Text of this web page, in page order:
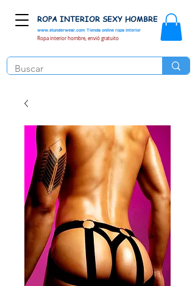
www.elunderwear.com Tienda online ropa interior
ROPA INTERIOR SEXY HOMBRE
Ropa interior hombre, envió gratuito